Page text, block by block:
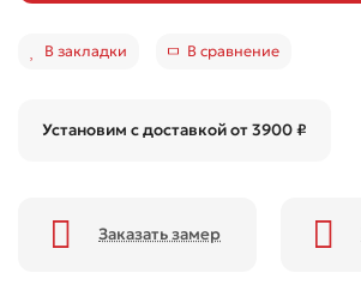
В закладки В сравнение
Установим с доставкой от 3900 ₽
Заказать замер